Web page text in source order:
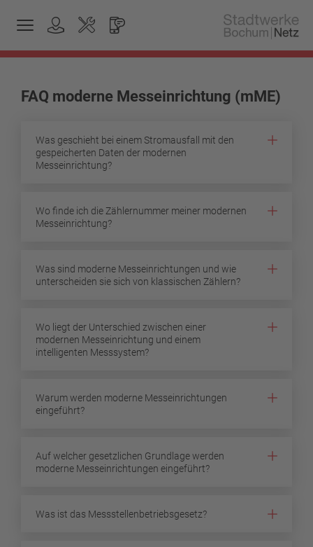
FAQ moderne Messeinrichtung (mME)
Was geschieht bei einem Stromausfall mit den
gespeicherten Daten der modernen
Messeinrichtung?
Wo finde ich die Zählernummer meiner modernen
Messeinrichtung?
Was sind moderne Messeinrichtungen und wie
unterscheiden sie sich von klassischen Zählern?
Wo liegt der Unterschied zwischen einer
modernen Messeinrichtung und einem
intelligenten Messsystem?
Warum werden moderne Messeinrichtungen
eingeführt?
Auf welcher gesetzlichen Grundlage werden
moderne Messeinrichtungen eingeführt?
Was ist das Messstellenbetriebsgesetz?